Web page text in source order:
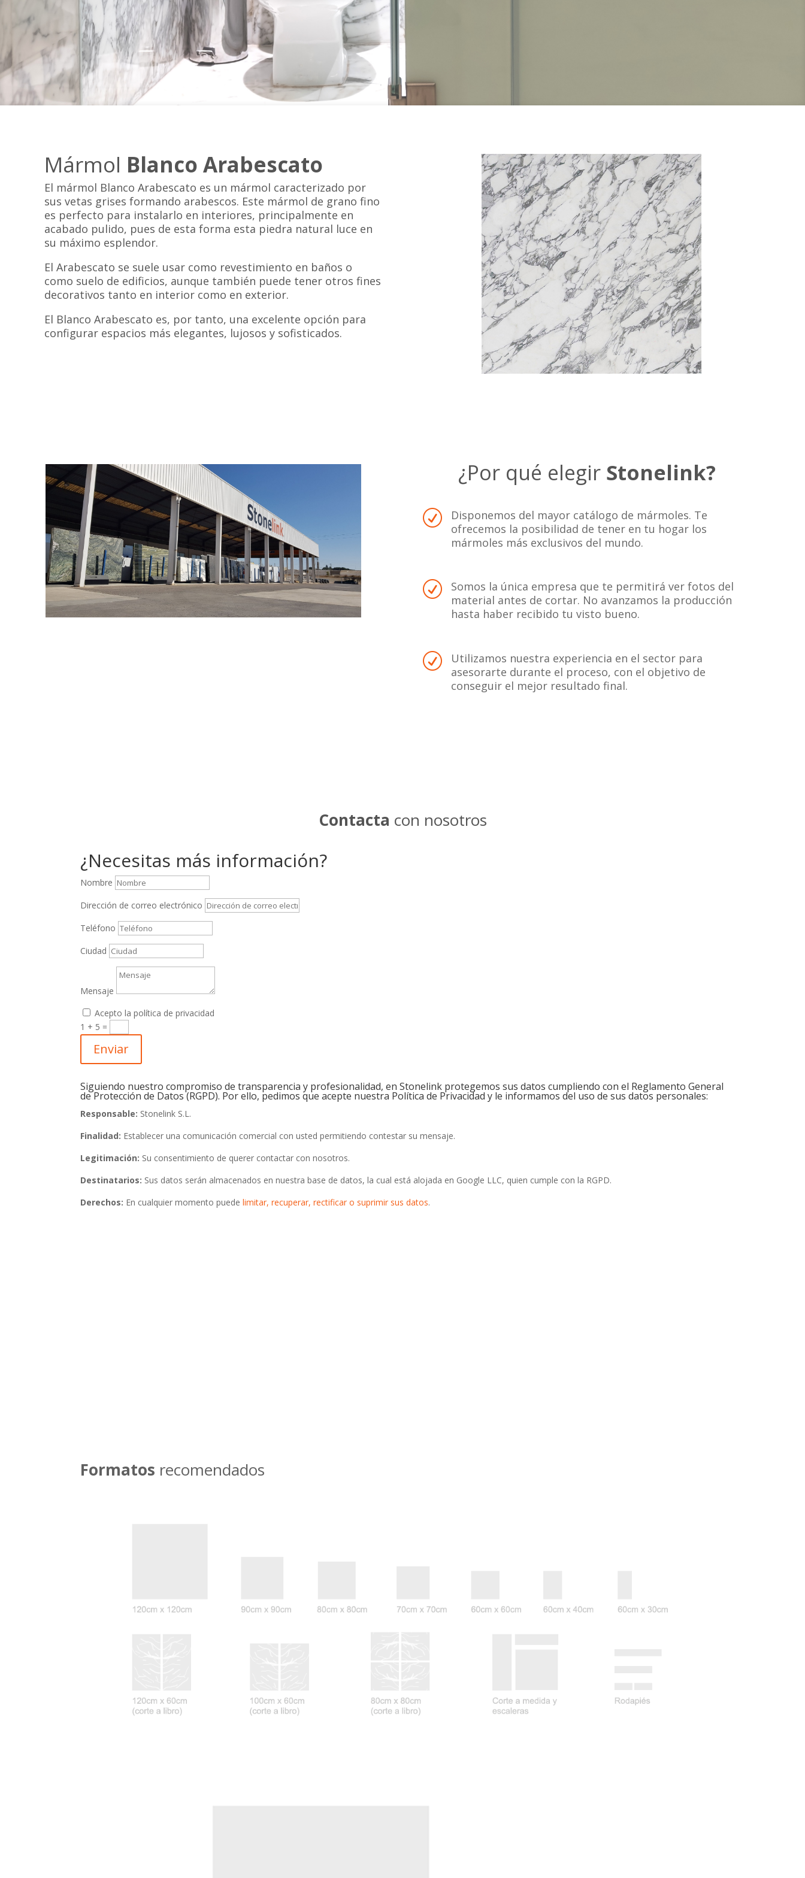
Mármol Blanco Arabescato
El mármol Blanco Arabescato es un mármol caracterizado por
sus vetas grises formando arabescos. Este mármol de grano fino
es perfecto para instalarlo en interiores, principalmente en
acabado pulido, pues de esta forma esta piedra natural luce en
su máximo esplendor.
El Arabescato se suele usar como revestimiento en baños o
como suelo de edificios, aunque también puede tener otros fines
decorativos tanto en interior como en exterior.
El Blanco Arabescato es, por tanto, una excelente opción para
configurar espacios más elegantes, lujosos y sofisticados.
¿Por qué elegir Stonelink?
R
Disponemos del mayor catálogo de mármoles. Te
ofrecemos la posibilidad de tener en tu hogar los
mármoles más exclusivos del mundo.
R
Somos la única empresa que te permitirá ver fotos del
material antes de cortar. No avanzamos la producción
hasta haber recibido tu visto bueno.
R
Utilizamos nuestra experiencia en el sector para
asesorarte durante el proceso, con el objetivo de
conseguir el mejor resultado final.
Contacta con nosotros
¿Necesitas más información?
Nombre
Dirección de correo electrónico
Teléfono
Ciudad
Mensaje
Acepto la política de privacidad
1 + 5 =
Enviar
Siguiendo nuestro compromiso de transparencia y profesionalidad, en Stonelink protegemos sus datos cumpliendo con el Reglamento General
de Protección de Datos (RGPD). Por ello, pedimos que acepte nuestra Política de Privacidad y le informamos del uso de sus datos personales:
Responsable: Stonelink S.L.
Finalidad: Establecer una comunicación comercial con usted permitiendo contestar su mensaje.
Legitimación: Su consentimiento de querer contactar con nosotros.
Destinatarios: Sus datos serán almacenados en nuestra base de datos, la cual está alojada en Google LLC, quien cumple con la RGPD.
Derechos: En cualquier momento puedelimitar, recuperar, rectificar o suprimir sus datos.
Formatos recomendados